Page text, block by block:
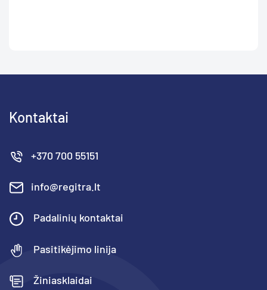
Kontaktai
+370 700 55151
info@regitra.lt
Padalinių kontaktai
Pasitikėjimo linija
Žiniasklaidai